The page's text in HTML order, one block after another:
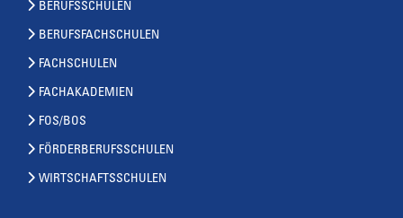
BERUFSSCHULEN
BERUFSFACHSCHULEN
FACHSCHULEN
FACHAKADEMIEN
FOS/BOS
FÖRDERBERUFSSCHULEN
WIRTSCHAFTSSCHULEN